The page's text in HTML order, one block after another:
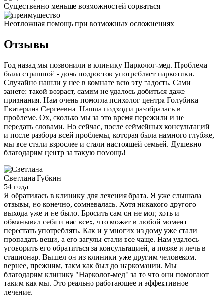
Существенно меньше возможностей сорваться
Неотложная помощь при возможных осложнениях
Отзывы
Год назад мы позвонили в клинику Нарколог-мед. Проблема
была страшной - дочь подросток употребляет наркотики.
Случайно нашли у нее в комнате всю эту гадость. Сами
занете: такой возраст, самим не удалось добиться даже
признания. Нам очень помогла психолог центра Голубика
Екатерина Сергеевна. Нашла подход и разобралась в
проблеме. Ох, сколько мы за это время пережили и не
передать словами. Но сейчас, после сеймейных консультаций
и после разбора всей проблемы, которая была намного глубже,
мы все стали взрослее и стали настоящей семьей. Душевно
благодарим центр за такую помощь!
Светлана Губкин
54 года
Я обратилась в клинику для лечения брата. Я уже слышала
отзывы, но конечно, сомневалась. Хотя никакого другого
выхода уже и не было. Бросить сам он не мог, хоть и
обманывал себя и нас всех, что может в любой момент
перестать употреблять. Как и у многих из дому уже стали
пропадать вещи, а его загулы стали все чаще. Нам удалось
уговорить его обратиться за консультацией, а позже и лечь в
стационар. Вышел он из клиники уже другим человеком,
вернее, прежним, такм как был до наркомании. Мы
благодарим клинику "Нарколог-мед" за то что они помогают
таким как мы. Это реально работающее и эффективное
лечение.